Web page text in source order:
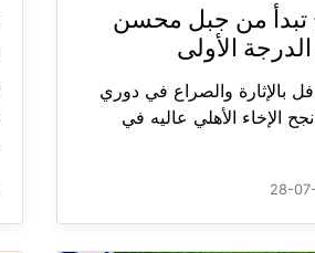
تبدأ من جبل محسن
الأولى
بالإثارة والصراع في دوري
نجح الإخاء الأهلي عاليه في
28-